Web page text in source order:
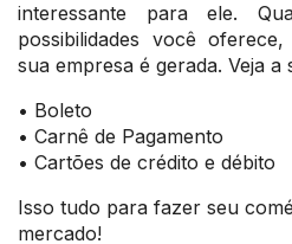
interessante para ele.
possibilidades você
sua empresa é gerada. Veja a
• Boleto
• Carnê de Pagamento
• Cartões de crédito e débito
Isso tudo para fazer seu
mercado!